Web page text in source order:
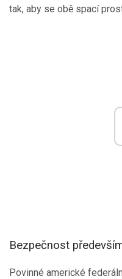
tak, aby se obě spací
Bezpečnost
Povinné americké